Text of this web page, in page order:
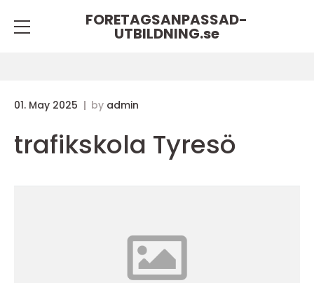
FORETAGSANPASSAD-
UTBILDNING.se
01. May 2025 by admin
trafikskola Tyresö